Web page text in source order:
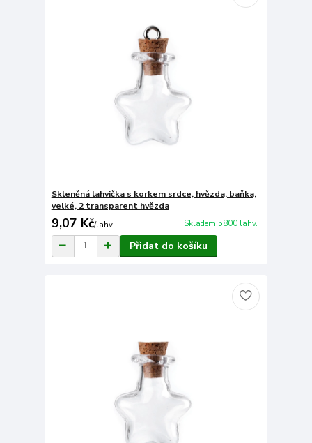
Skleněná lahvička s korkem srdce, hvězda, baňka,
velké, 2 transparent hvězda
9,07 Kč/lahv. Skladem 5800 lahv.
Přidat do košíku